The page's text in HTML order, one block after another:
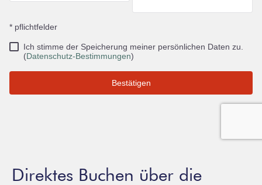
Direktes Buchen über die